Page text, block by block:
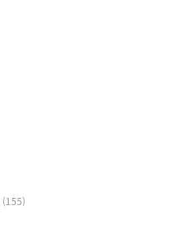
(155)